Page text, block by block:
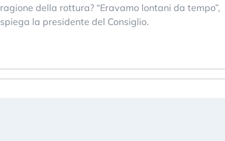
ragione della rottura? “Eravamo lontani da tempo”,
spiega la presidente del Consiglio.